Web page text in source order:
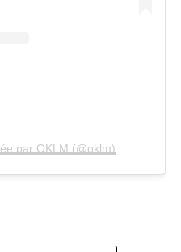
par OKLM (@oklm)